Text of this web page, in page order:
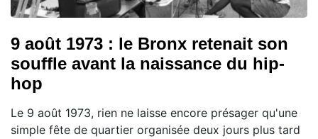
9 août 1973 : le Bronx retenait son
souffle avant la naissance du hip-
hop
Le 9 août 1973, rien ne laisse encore présager qu'une
simple fête de quartier organisée deux jours plus tard